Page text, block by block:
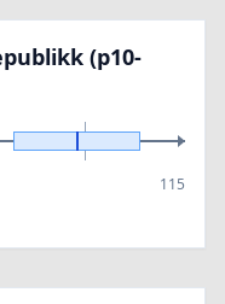
(p10-
115